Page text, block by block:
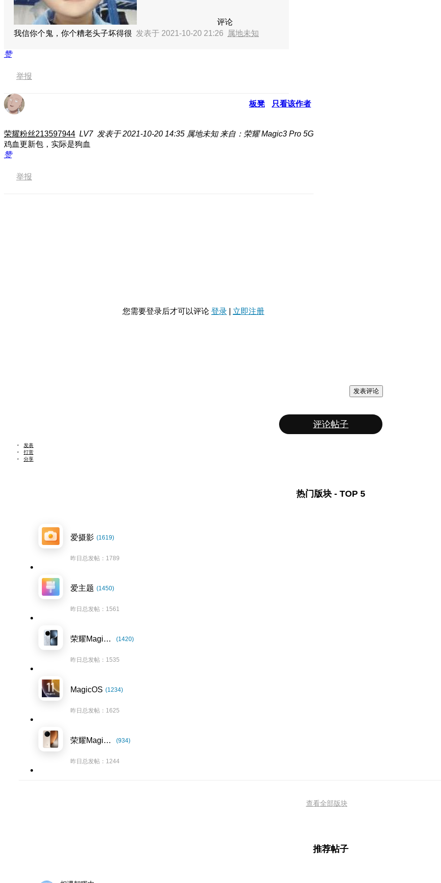
评论
我信你个鬼，你个糟老头子坏得很 发表于 2021-10-20 21:26 属地未知
赞
举报
板凳 只看该作者
荣耀粉丝213597944 LV7 发表于 2021-10-20 14:35 属地未知 来自：荣耀 Magic3 Pro 5G
鸡血更新包，实际是狗血
赞
举报
您需要登录后才可以评论 登录 立即注册
发表评论
评论帖子
发表
打赏
分享
热门版块 - TOP 5
爱摄影 (1619)
昨日总发帖：1789
爱主题 (1450)
昨日总发帖：1561
荣耀Magic7系列 (1420)
昨日总发帖：1535
MagicOS (1234)
昨日总发帖：1625
荣耀Magic8系列 (934)
昨日总发帖：1244
查看全部版块
推荐帖子